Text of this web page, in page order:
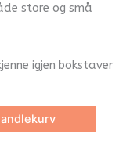
store og små
igjen bokstaver